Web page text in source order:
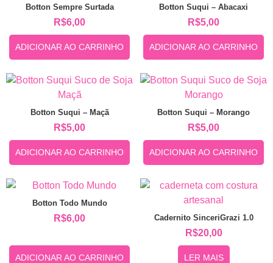
Botton Sempre Surtada
R$6,00
ADICIONAR AO CARRINHO
Botton Suqui – Abacaxi
R$5,00
ADICIONAR AO CARRINHO
Botton Suqui – Maçã
R$5,00
ADICIONAR AO CARRINHO
Botton Suqui – Morango
R$5,00
ADICIONAR AO CARRINHO
Botton Todo Mundo
R$6,00
ADICIONAR AO CARRINHO
Cadernito SinceriGrazi 1.0
R$20,00
LER MAIS